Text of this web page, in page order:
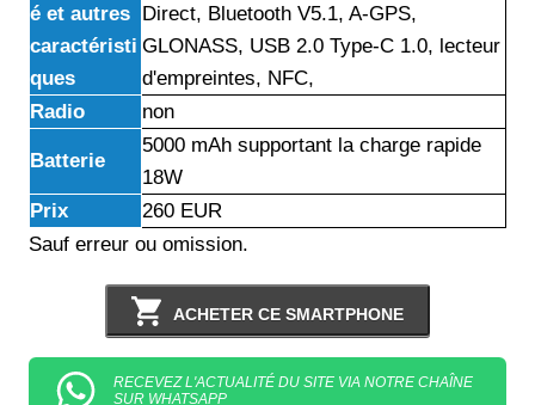
é et autres
caractéristi
ques
Direct, Bluetooth V5.1, A-GPS,
GLONASS, USB 2.0 Type-C 1.0, lecteur
d'empreintes, NFC,
Radio
non
Batterie
5000 mAh supportant la charge rapide
18W
Prix
260 EUR
Sauf erreur ou omission.
ACHETER CE SMARTPHONE
RECEVEZ L'ACTUALITÉ DU SITE VIA NOTRE CHAÎNE
SUR WHATSAPP